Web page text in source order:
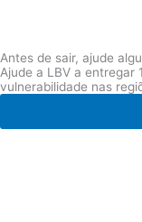
Antes de sair, ajude
Ajude a LBV a entregar
vulnerabilidade nas